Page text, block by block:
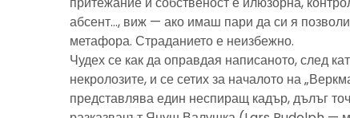
абсент…, виж — ако имаш пари да си я
метафора. Страданието е неизбежно.
Чудех се как да оправдая написаното, след
некролозите, и се сетих за началото на
представлява един неспиращ кадър, дълъг